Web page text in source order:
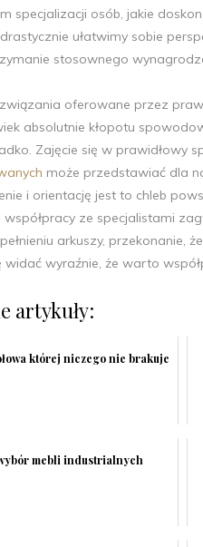
specjalizacji osób, jakie
ułatwimy sobie
stosownego
oferowane przez
absolutnie kłopotu
Zajęcie się w prawidłowy
może przedstawiać dla
i orientację jest to chleb
ze specjalistami
arkuszy, przekonanie,
wyraźnie, że warto
artykuły:
której niczego nie brakuje
mebli industrialnych